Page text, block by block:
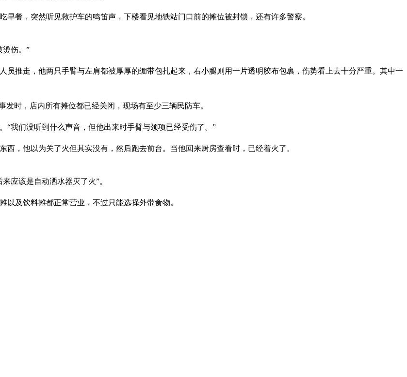
早餐，突然听见救护车的鸣笛声，下楼看见地铁站门口前的摊位被封锁，还有许多警察。
烫伤。”
员推走，他两只手臂与左肩都被厚厚的绷带包扎起来，右小腿则用一片透明胶布包裹，伤势看上去十分严重。其中一
发时，店内所有摊位都已经关闭，现场有至少三辆民防车。
我们没听到什么声音，但他出来时手臂与颈项已经受伤了。”
，他以为关了火但其实没有，然后跑去前台。当他回来厨房查看时，已经着火了。
应该是自动洒水器灭了火”。
以及饮料摊都正常营业，不过只能选择外带食物。